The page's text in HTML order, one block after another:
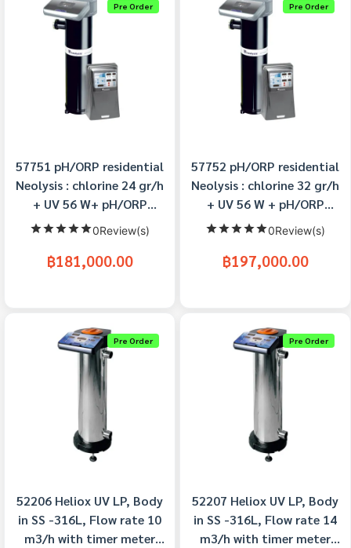
Pre Order
57751 pH/ORP residential
Neolysis : chlorine 24 gr/h
+ UV 56 W+ pH/ORP
Astralpool0Review(s)
฿181,000.00
Pre Order
57752 pH/ORP residential
Neolysis : chlorine 32 gr/h
+ UV 56 W + pH/ORP
Astralpool0Review(s)
฿197,000.00
Pre Order
52206 Heliox UV LP, Body
in SS -316L, Flow rate 10
m3/h with timer meter
Pre Order
52207 Heliox UV LP, Body
in SS -316L, Flow rate 14
m3/h with timer meter